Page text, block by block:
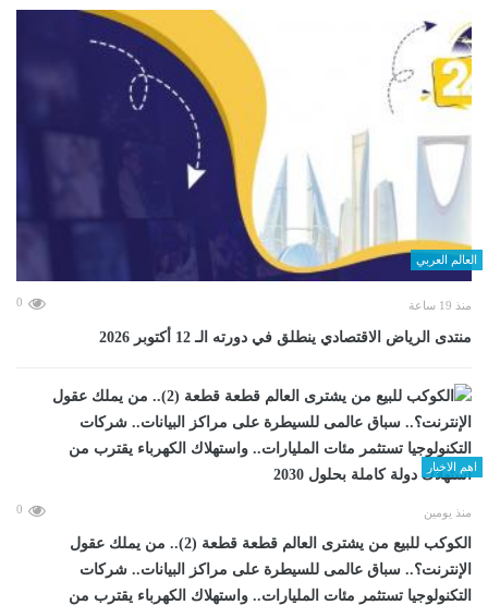
العالم العربي
منذ 19 ساعة 0
منتدى الرياض الاقتصادي ينطلق في دورته الـ 12 أكتوبر 2026
اهم الاخبار
منذ يومين 0
الكوكب للبيع من يشترى العالم قطعة قطعة (2).. من يملك عقول
الإنترنت؟.. سباق عالمى للسيطرة على مراكز البيانات.. شركات
التكنولوجيا تستثمر مئات المليارات.. واستهلاك الكهرباء يقترب من